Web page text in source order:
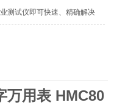
测试仪即可快速、精确解决
万用表 HMC80